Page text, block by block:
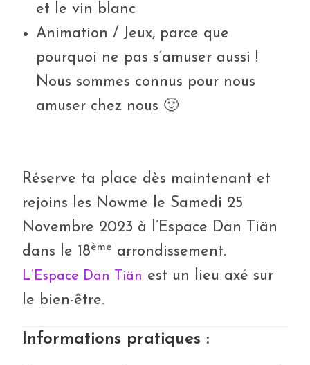
et le vin blanc
Animation / Jeux, parce que
pourquoi ne pas s’amuser aussi !
Nous sommes connus pour nous
amuser chez nous 🙂
Réserve ta place dès maintenant et
rejoins les Nowme le Samedi 25
Novembre 2023 à l’Espace Dan Tiän
dans le 18ème arrondissement.
L’Espace Dan Tiän est un lieu axé sur
le bien-être.
Informations pratiques :